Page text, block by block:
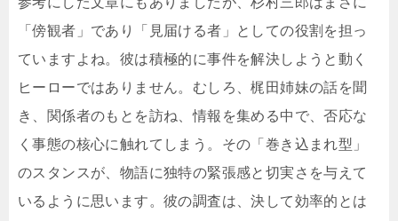
「傍観者」であり「見届ける者」としての役割を担っ
ていますよね。彼は積極的に事件を解決しようと動く
ヒーローではありません。むしろ、梶田姉妹の話を聞
き、関係者のもとを訪ね、情報を集める中で、否応な
く事態の核心に触れてしまう。その「巻き込まれ型」
のスタンスが、物語に独特の緊張感と切実さを与えて
いるように思います。彼の調査は、決して効率的とは